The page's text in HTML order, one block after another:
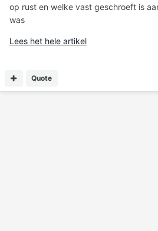
op rust en welke vast geschroeft is
was
Lees het hele artikel
Quote